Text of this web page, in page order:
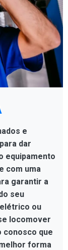
e
dar
equipamento
com uma
garantir a
seu
ou
locomover
conosco que
forma